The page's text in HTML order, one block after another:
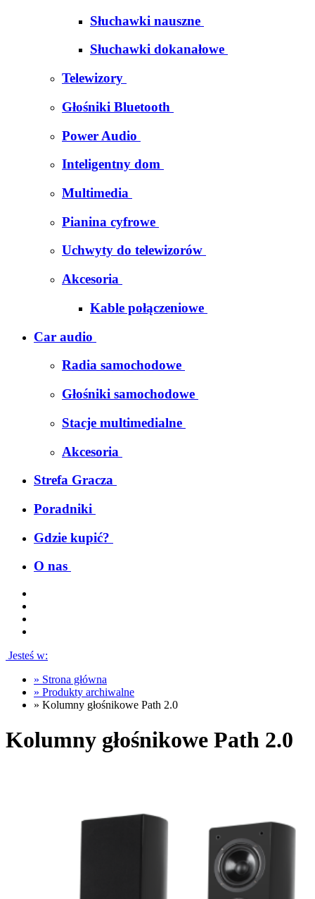
Słuchawki nauszne
Słuchawki dokanałowe
Telewizory
Głośniki Bluetooth
Power Audio
Inteligentny dom
Multimedia
Pianina cyfrowe
Uchwyty do telewizorów
Akcesoria
Kable połączeniowe
Car audio
Radia samochodowe
Głośniki samochodowe
Stacje multimedialne
Akcesoria
Strefa Gracza
Poradniki
Gdzie kupić?
O nas
Jesteś w:
» Strona główna
» Produkty archiwalne
» Kolumny głośnikowe Path 2.0
Kolumny głośnikowe Path 2.0